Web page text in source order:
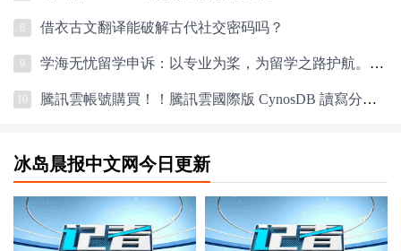
借衣古文翻译能破解古代社交密码吗？
9 学海无忧留学申诉：以专业为桨，为留学之路护航。留学生首选！
騰訊雲帳號購買！！騰訊雲國際版 CynosDB 讀寫分離架構加速指南
冰岛晨报中文网今日更新